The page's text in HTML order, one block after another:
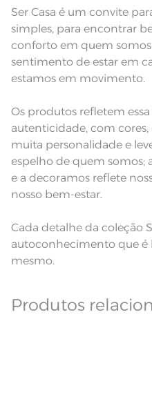
Observações
Ser Casa é um convite
simples, para encontrar
conforto em quem
sentimento de estar em
estamos em movimento.
Os produtos refletem
autenticidade, com
muita personalidade e
espelho de quem somos;
e a decoramos reflete
nosso bem-estar.
Cada detalhe da coleção
autoconhecimento que é
mesmo.
Produtos